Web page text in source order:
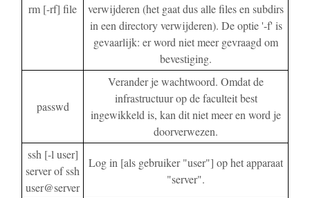
rm [-rf] file
verwijderen (het gaat dus alle files en subdirs
in een directory verwijderen). De optie '-f' is
gevaarlijk: er word niet meer gevraagd om
bevestiging.
passwd
Verander je wachtwoord. Omdat de
infrastructuur op de faculteit best
ingewikkeld is, kan dit niet meer en word je
doorverwezen.
ssh [-l user]
server of ssh
user@server
Log in [als gebruiker "user"] op het apparaat
"server".